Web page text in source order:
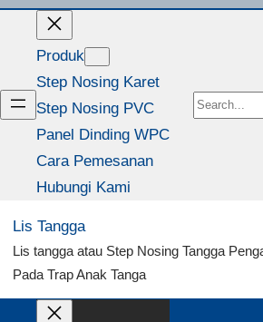
Produk
Step Nosing Karet
Step Nosing PVC
Panel Dinding WPC
Cara Pemesanan
Hubungi Kami
Search
Lis Tangga
Lis tangga atau Step Nosing Tangga
Pada Trap Anak Tanga